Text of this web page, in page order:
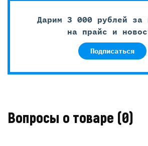
Дарим 3 000 рублей за
на прайс и
Подписаться
Вопросы о товаре (0)